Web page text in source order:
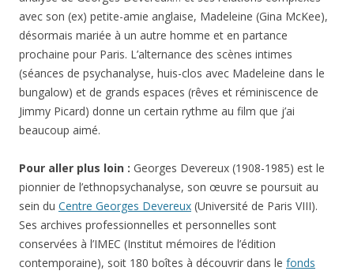
avec son (ex) petite-amie anglaise, Madeleine (Gina McKee),
désormais mariée à un autre homme et en partance
prochaine pour Paris. L’alternance des scènes intimes
(séances de psychanalyse, huis-clos avec Madeleine dans le
bungalow) et de grands espaces (rêves et réminiscence de
Jimmy Picard) donne un certain rythme au film que j’ai
beaucoup aimé.
Pour aller plus loin : Georges Devereux (1908-1985) est le
pionnier de l’ethnopsychanalyse, son œuvre se poursuit au
sein du Centre Georges Devereux (Université de Paris VIII).
Ses archives professionnelles et personnelles sont
conservées à l’IMEC (Institut mémoires de l’édition
contemporaine), soit 180 boîtes à découvrir dans le fonds